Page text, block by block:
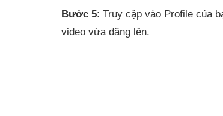
Bước 5: Truy cập vào Profile của
video vừa đăng lên.